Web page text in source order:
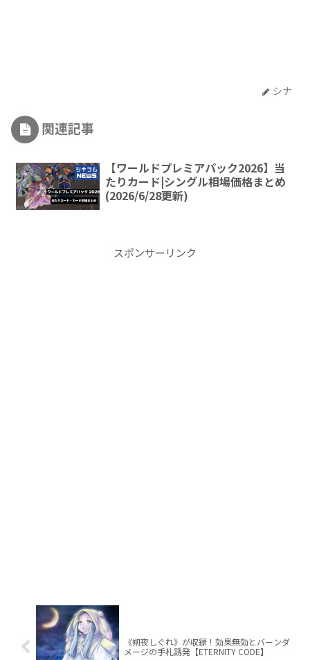
シナ
関連記事
【ワールドプレミアパック2026】当
たりカード|シングル相場価格まとめ
(2026/6/28更新)
スポンサーリンク
《朔夜しぐれ》が収録！効果無効とバーンダ
メージの手札誘発【ETERNITY CODE】